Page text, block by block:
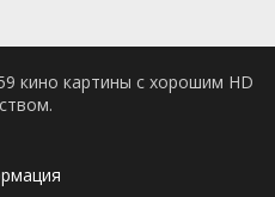
кино картины с хорошим HD